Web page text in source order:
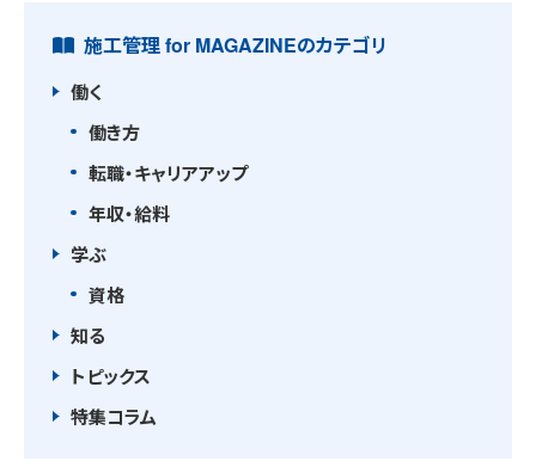
施工管理 for MAGAZINEのカテゴリ
働く
働き方
転職・キャリアアップ
年収・給料
学ぶ
資格
知る
トピックス
特集コラム